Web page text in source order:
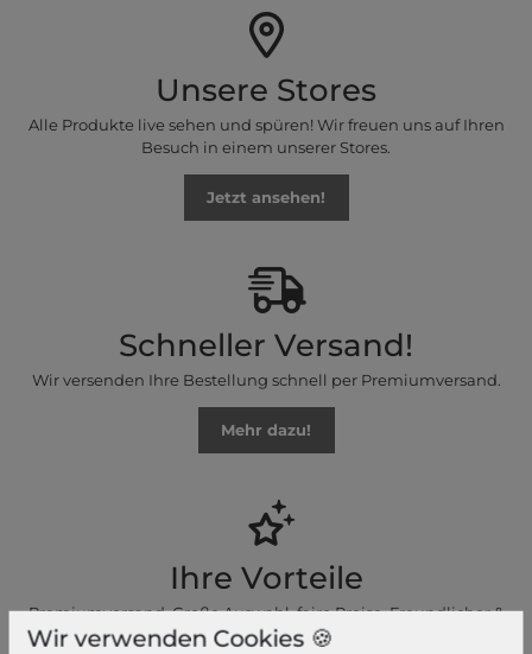
Unsere Stores
Alle Produkte live sehen und spüren! Wir freuen uns auf Ihren
Besuch in einem unserer Stores.
Jetzt ansehen!
Schneller Versand!
Wir versenden Ihre Bestellung schnell per Premiumversand.
Mehr dazu!
Ihre Vorteile
Premiumversand, Große Auswahl, faire Preise, Freundlicher &
schneller Service
Wir verwenden Cookies 🍪